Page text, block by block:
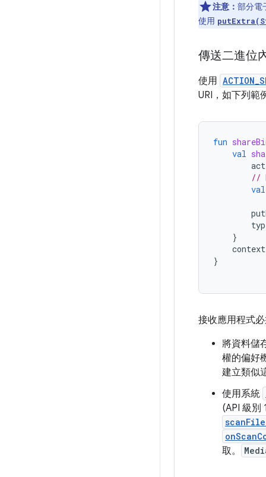
注意： 部分電
使用
傳送二進位
使用
URI，如下列範
fun
val
//
val
}
context
}
接收應用程式
將資料儲
權的偏好
建立類似
使用系統
(API 級別
取。